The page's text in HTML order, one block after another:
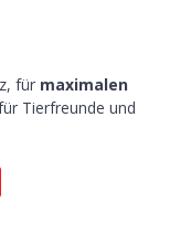
für maximalen
Tierfreunde und